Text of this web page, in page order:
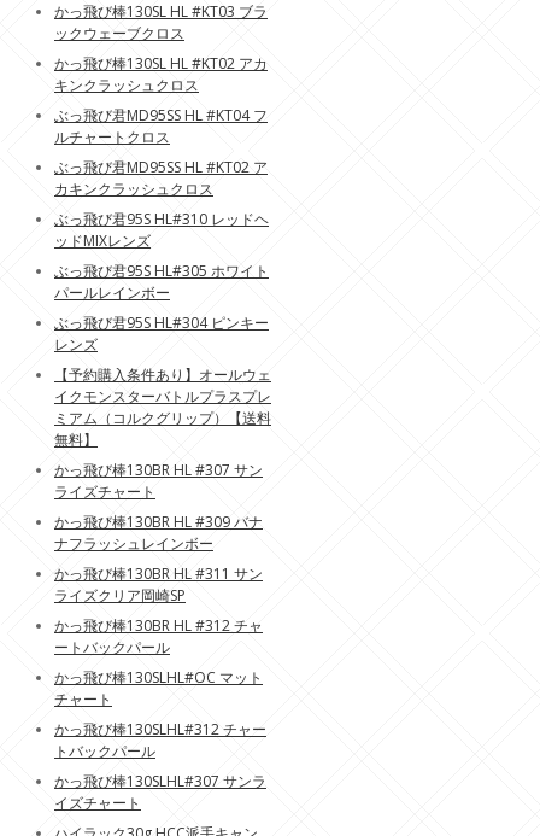
かっ飛び棒130SL HL #KT03 ブラ
ックウェーブクロス
かっ飛び棒130SL HL #KT02 アカ
キンクラッシュクロス
ぶっ飛び君MD95SS HL #KT04 フ
ルチャートクロス
ぶっ飛び君MD95SS HL #KT02 ア
カキンクラッシュクロス
ぶっ飛び君95S HL#310 レッドヘ
ッドMIXレンズ
ぶっ飛び君95S HL#305 ホワイト
パールレインボー
ぶっ飛び君95S HL#304 ピンキー
レンズ
【予約購入条件あり】オールウェ
イクモンスターバトルプラスプレ
ミアム（コルクグリップ）【送料
無料】
かっ飛び棒130BR HL #307 サン
ライズチャート
かっ飛び棒130BR HL #309 バナ
ナフラッシュレインボー
かっ飛び棒130BR HL #311 サン
ライズクリア岡崎SP
かっ飛び棒130BR HL #312 チャ
ートバックパール
かっ飛び棒130SLHL#OC マット
チャート
かっ飛び棒130SLHL#312 チャー
トバックパール
かっ飛び棒130SLHL#307 サンラ
イズチャート